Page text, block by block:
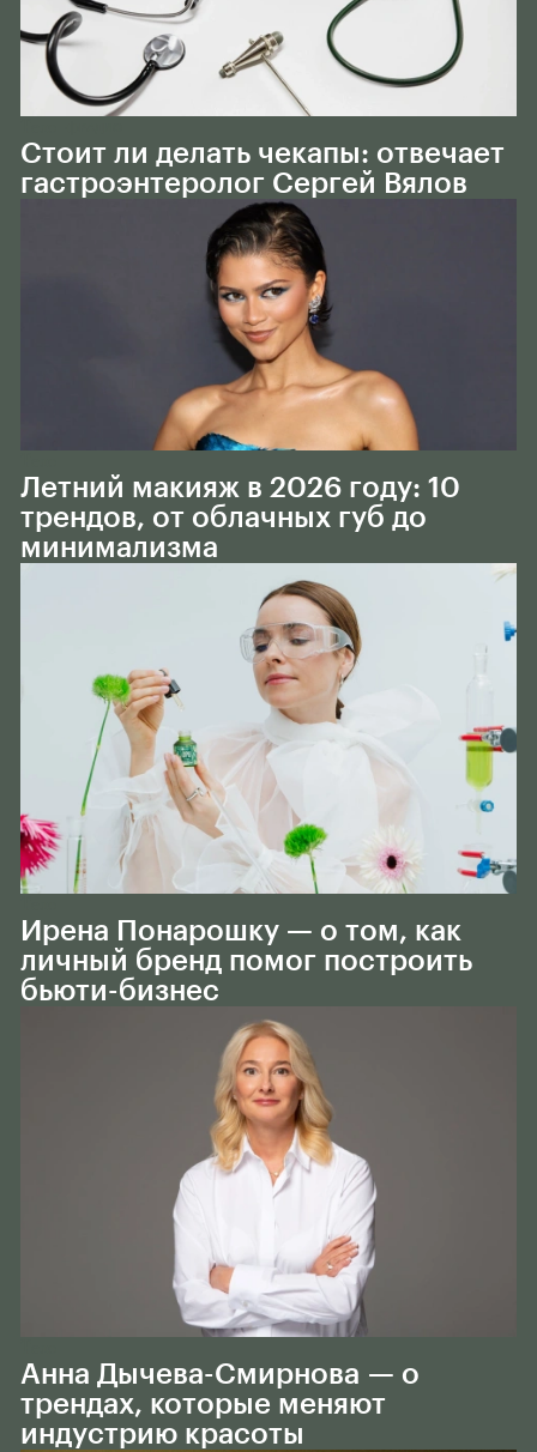
Стоит ли делать чекапы: отвечает
гастроэнтеролог Сергей Вялов
Летний макияж в 2026 году: 10
трендов, от облачных губ до
минимализма
Ирена Понарошку — о том, как
личный бренд помог построить
бьюти-бизнес
Анна Дычева-Смирнова — о
трендах, которые меняют
индустрию красоты